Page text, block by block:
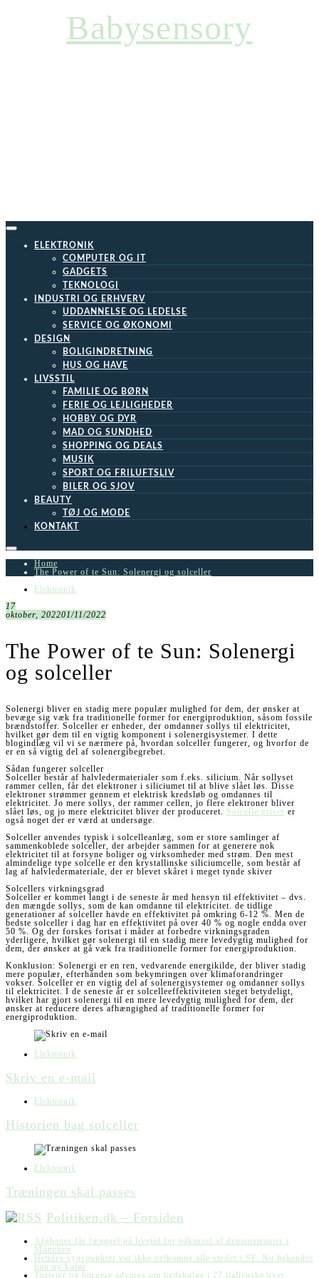
Babysensory
ELEKTRONIK
COMPUTER OG IT
GADGETS
TEKNOLOGI
INDUSTRI OG ERHVERV
UDDANNELSE OG LEDELSE
SERVICE OG ØKONOMI
DESIGN
BOLIGINDRETNING
HUS OG HAVE
LIVSSTIL
FAMILIE OG BØRN
FERIE OG LEJLIGHEDER
HOBBY OG DYR
MAD OG SUNDHED
SHOPPING OG DEALS
MUSIK
SPORT OG FRILUFTSLIV
BILER OG SJOV
BEAUTY
TØJ OG MODE
KONTAKT
Home
The Power of te Sun: Solenergi og solceller
Elektronik
17
oktober, 202201/11/2022
The Power of te Sun: Solenergi
og solceller
Solenergi bliver en stadig mere populær mulighed for dem, der ønsker at
bevæge sig væk fra traditionelle former for energiproduktion, såsom fossile
brændstoffer. Solceller er enheder, der omdanner sollys til elektricitet,
hvilket gør dem til en vigtig komponent i solenergisystemer. I dette
blogindlæg vil vi se nærmere på, hvordan solceller fungerer, og hvorfor de
er en så vigtig del af solenergibegrebet.
Sådan fungerer solceller
Solceller består af halvledermaterialer som f.eks. silicium. Når sollyset
rammer cellen, får det elektroner i siliciumet til at blive slået løs. Disse
elektroner strømmer gennem et elektrisk kredsløb og omdannes til
elektricitet. Jo mere sollys, der rammer cellen, jo flere elektroner bliver
slået løs, og jo mere elektricitet bliver der produceret. Solcelle priser er
også noget der er værd at undersøge.
Solceller anvendes typisk i solcelleanlæg, som er store samlinger af
sammenkoblede solceller, der arbejder sammen for at generere nok
elektricitet til at forsyne boliger og virksomheder med strøm. Den mest
almindelige type solcelle er den krystallinske siliciumcelle, som består af
lag af halvledermateriale, der er blevet skåret i meget tynde skiver
Solcellers virkningsgrad
Solceller er kommet langt i de seneste år med hensyn til effektivitet – dvs.
den mængde sollys, som de kan omdanne til elektricitet. de tidlige
generationer af solceller havde en effektivitet på omkring 6-12 %. Men de
bedste solceller i dag har en effektivitet på over 40 % og nogle endda over
50 %. Og der forskes fortsat i måder at forbedre virkningsgraden
yderligere, hvilket gør solenergi til en stadig mere levedygtig mulighed for
dem, der ønsker at gå væk fra traditionelle former for energiproduktion.
Konklusion: Solenergi er en ren, vedvarende energikilde, der bliver stadig
mere populær, efterhånden som bekymringen over klimaforandringer
vokser. Solceller er en vigtig del af solenergisystemer og omdanner sollys
til elektricitet. I de seneste år er solcelleeffektiviteten steget betydeligt,
hvilket har gjort solenergi til en mere levedygtig mulighed for dem, der
ønsker at reducere deres afhængighed af traditionelle former for
energiproduktion.
Elektronik
Skriv en e-mail
Elektronik
Historien bag solceller
Elektronik
Træningen skal passes
Politiken.dk – Forsiden
Afghaner får fængsel på livstid for påkørsel af demonstranter i
München
Hendes synspunkter var ikke velkomne alle steder i SF. Nu bekender
hun ny kulør
Turister og borgere advares om hedebølge i 27 italienske byer